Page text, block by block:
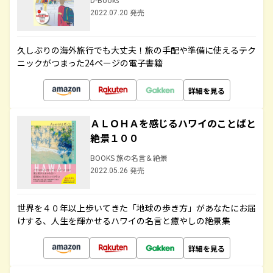
2022.07.20 発売
久しぶりの海外旅行でも大丈夫！旅の手配や準備に使えるテク
ニックがつまった24ページの電子書籍
詳細を見る
ＡＬＯＨＡを感じるハワイのことばと
絶景１００
BOOKS 旅の名言＆絶景
2022.05.26 発売
世界を４０年以上歩いてきた「地球の歩き方」があなたにお届
けする、人生を輝かせるハワイの名言と癒やしの絶景集
詳細を見る